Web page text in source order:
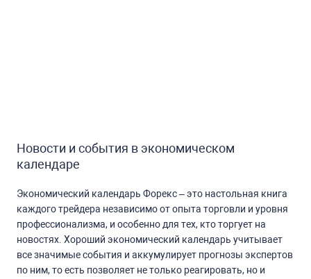
Новости и события в экономическом
календаре
Экономический календарь Форекс – это настольная книга
каждого трейдера независимо от опыта торговли и уровня
профессионализма, и особенно для тех, кто торгует на
новостях. Хороший экономический календарь учитывает
все значимые события и аккумулирует прогнозы экспертов
по ним, то есть позволяет не только реагировать, но и